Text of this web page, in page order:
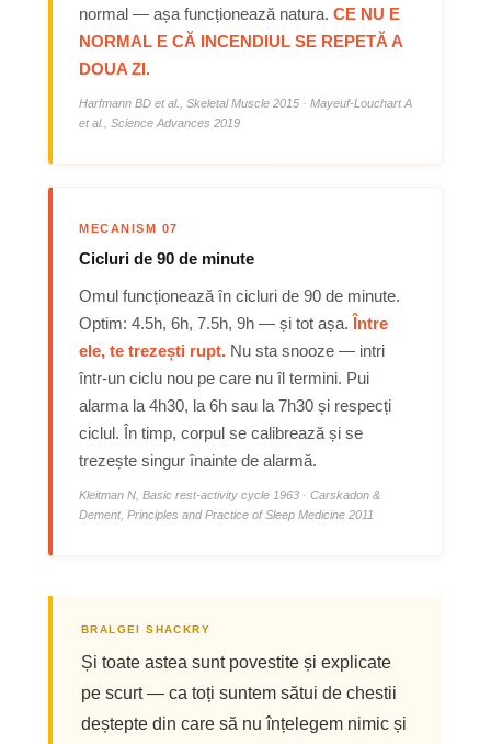
normal — așa funcționează natura. CE NU E
NORMAL E CĂ INCENDIUL SE REPETĂ A
DOUA ZI.
Harfmann BD et al., Skeletal Muscle 2015 · Mayeuf-Louchart A
et al., Science Advances 2019
MECANISM 07
Cicluri de 90 de minute
Omul funcționează în cicluri de 90 de minute.
Optim: 4.5h, 6h, 7.5h, 9h — și tot așa. Între
ele, te trezești rupt. Nu sta snooze — intri
într-un ciclu nou pe care nu îl termini. Pui
alarma la 4h30, la 6h sau la 7h30 și respecți
ciclul. În timp, corpul se calibrează și se
trezește singur înainte de alarmă.
Kleitman N, Basic rest-activity cycle 1963 · Carskadon &
Dement, Principles and Practice of Sleep Medicine 2011
BRALGEI SHACKRY
Și toate astea sunt povestite și explicate
pe scurt — ca toți suntem sătui de chestii
deștepte din care să nu înțelegem nimic și